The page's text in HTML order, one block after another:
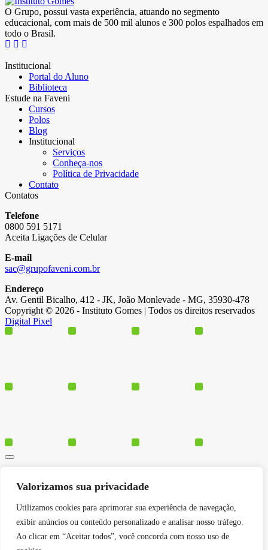
Valorizamos sua privacidade
Utilizamos cookies para aprimorar sua experiência de navegação,
exibir anúncios ou conteúdo personalizado e analisar nosso tráfego.
Ao clicar em “Aceitar todos”, você concorda com nosso uso de
O Grupo, possui vasta experiência, atuando no segmento
educacional, com mais de 500 mil alunos e 300 polos espalhados em
todo o Brasil.
Institucional
Portal do Aluno
Biblioteca
Estude na Faveni
Cursos
Polos
Blog
Institucional
Serviços
Conheça-nos
Política de Privacidade
Contato
Contatos
Telefone
0800 591 5171
Aceita Ligações de Celular
E-mail
sac@grupofaveni.com.br
Endereço
Av. Gentil Bicalho, 412 - JK, João Monlevade - MG, 35930-478
Copyright © 2026 - Instituto Gomes | Todos os direitos reservados
Digital Pixel
Polos
Institucional